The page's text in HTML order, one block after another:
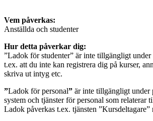
Vem påverkas:
Anställda och studenter
Hur detta påverkar dig:
”Ladok för studenter” är inte tillgängligt
t.ex. att du inte kan registrera dig på kurser,
skriva ut intyg etc.
”Ladok för personal” är inte tillgängligt under
system och tjänster för personal som relaterar
Ladok påverkas t.ex. tjänsten ”Kursdeltagare”